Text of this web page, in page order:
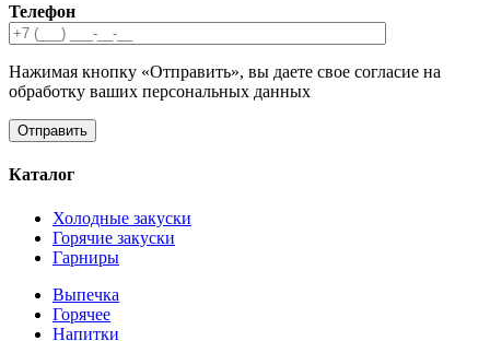
Телефон
Нажимая кнопку «Отправить», вы даете свое согласие на
обработку ваших персональных данных
Каталог
Холодные закуски
Горячие закуски
Гарниры
Выпечка
Горячее
Напитки